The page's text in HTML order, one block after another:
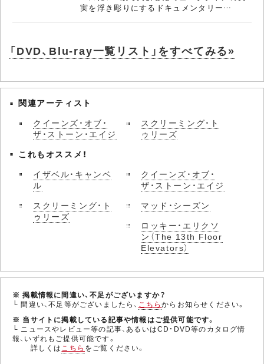
実を浮き彫りにするドキュメンタリー…
「DVD、Blu-ray一覧リスト」をすべてみる»
関連アーティスト
クイーンズ・オブ・
ザ・ストーン・エイジ
スクリーミング・ト
ゥリーズ
これもオススメ！
イザベル・キャンベ
ル
クイーンズ・オブ・
ザ・ストーン・エイジ
スクリーミング・ト
ゥリーズ
マッド・シーズン
ロッキー・エリクソ
ン（The 13th Floor
Elevators）
※ 掲載情報に間違い、不足がございますか？
└ 間違い、不足等がございましたら、 こちらからお知らせください。
※ 当サイトに掲載している記事や情報はご提供可能です。
└ ニュースやレビュー等の記事、あるいはCD・DVD等のカタログ情
報、いずれもご提供可能です。
詳しくは こちら をご覧ください。